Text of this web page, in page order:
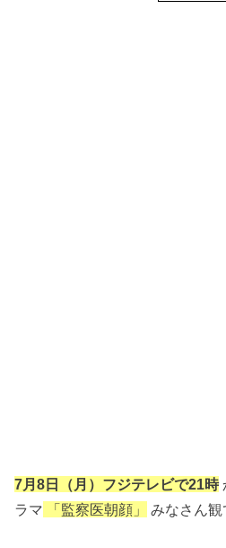
7月8日（月）フジテレビで21時
ラマ 「監察医朝顔」 みなさん観